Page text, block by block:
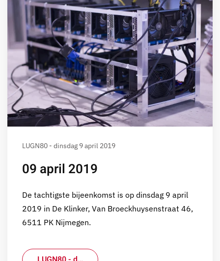
LUGN80 - dinsdag 9 april 2019
09 april 2019
De tachtigste bijeenkomst is op dinsdag 9 april
2019 in De Klinker, Van Broeckhuysenstraat 46,
6511 PK Nijmegen.